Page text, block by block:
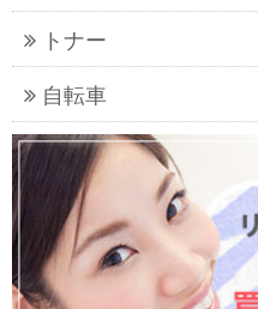
トナー
自転車